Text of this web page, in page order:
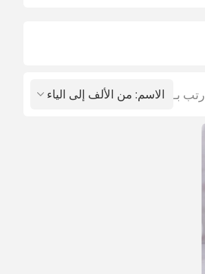
رتب بـ